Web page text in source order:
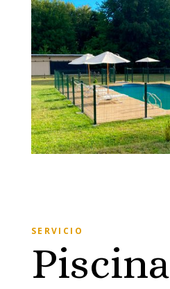
SERVICIO
Piscina